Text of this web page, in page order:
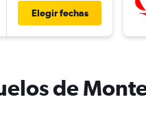
Elegir fechas
de